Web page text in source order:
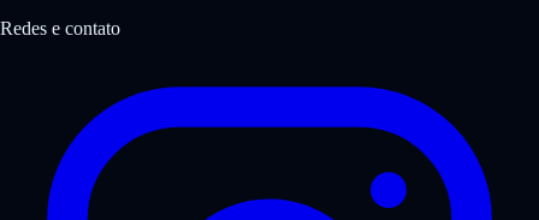
Redes e contato